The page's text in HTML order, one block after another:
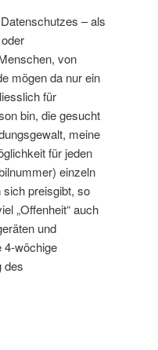
– als
von
mögen da nur ein
für
bin, die gesucht
meine
für jeden
einzeln
sich preisgibt, so
„Offenheit“ auch
und
4-wöchige
des